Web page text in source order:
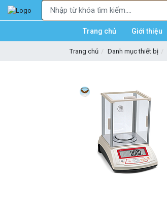
Trang chủ Giới thiệu
Trang chủ Danh mục thiết bị